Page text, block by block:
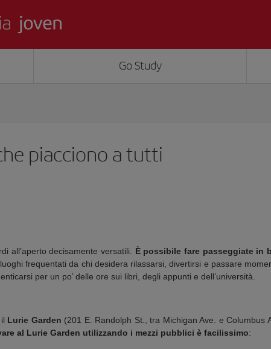
Go Study
piacciono a tutti
all’aperto decisamente versatili. È possibile fare passeggiate in
frequentati da chi desidera rilassarsi, divertirsi e passare
per un po’ delle ore sui libri, degli appunti e dell’università.
Lurie Garden (201 E. Randolph St., tra Michigan Ave. e Columbus
al Lurie Garden utilizzando i mezzi pubblici è facilissimo: